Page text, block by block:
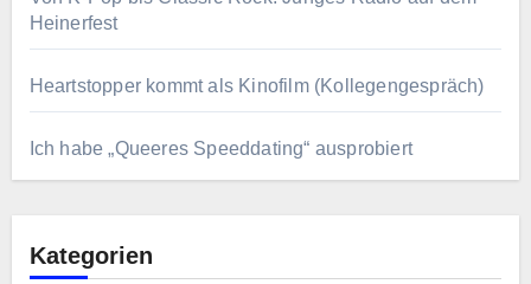
Heinerfest
Heartstopper kommt als Kinofilm (Kollegengespräch)
Ich habe „Queeres Speeddating“ ausprobiert
Kategorien